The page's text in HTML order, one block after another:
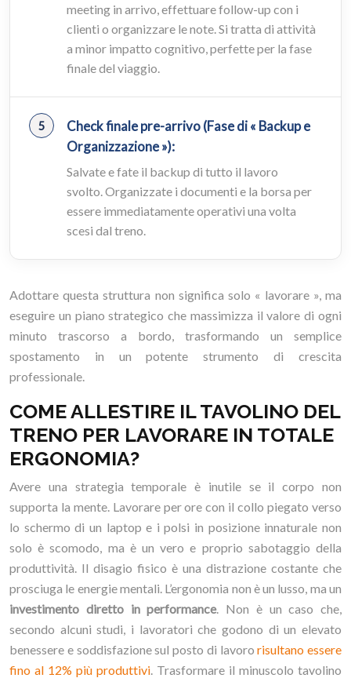
meeting in arrivo, effettuare follow-up con i
clienti o organizzare le note. Si tratta di attività
a minor impatto cognitivo, perfette per la fase
finale del viaggio.
Check finale pre-arrivo (Fase di « Backup e
Organizzazione »):
Salvate e fate il backup di tutto il lavoro
svolto. Organizzate i documenti e la borsa per
essere immediatamente operativi una volta
scesi dal treno.
Adottare questa struttura non significa solo « lavorare », ma
eseguire un piano strategico che massimizza il valore di ogni
minuto trascorso a bordo, trasformando un semplice
spostamento in un potente strumento di crescita
professionale.
COME ALLESTIRE IL TAVOLINO DEL
TRENO PER LAVORARE IN TOTALE
ERGONOMIA?
Avere una strategia temporale è inutile se il corpo non
supporta la mente. Lavorare per ore con il collo piegato verso
lo schermo di un laptop e i polsi in posizione innaturale non
solo è scomodo, ma è un vero e proprio sabotaggio della
produttività. Il disagio fisico è una distrazione costante che
prosciuga le energie mentali. L’ergonomia non è un lusso, ma un
investimento diretto in performance. Non è un caso che,
secondo alcuni studi, i lavoratori che godono di un elevato
benessere e soddisfazione sul posto di lavororisultano essere
fino al 12% più produttivi. Trasformare il minuscolo tavolino